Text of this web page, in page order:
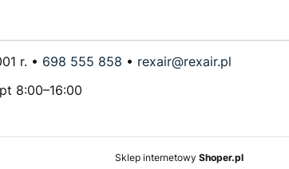
r. • 698 555 858 • rexair@rexair.pl
8:00–16:00
Sklep internetowy Shoper.pl